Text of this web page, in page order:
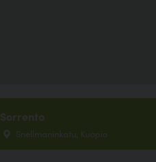
Sorrento
Snellmaninkatu, Kuopio